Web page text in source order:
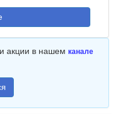
акции в нашем канале